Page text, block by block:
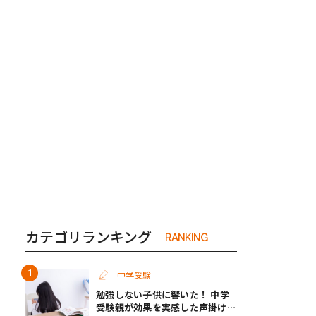
夫婦
カテゴリランキング RANKING
中学受験
勉強しない子供に響いた！ 中学
受験親が効果を実感した声掛けと